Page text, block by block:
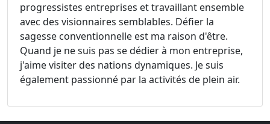
progressistes entreprises et travaillant ensemble
avec des visionnaires semblables. Défier la
sagesse conventionnelle est ma raison d'être.
Quand je ne suis pas se dédier à mon entreprise,
j'aime visiter des nations dynamiques. Je suis
également passionné par la activités de plein air.